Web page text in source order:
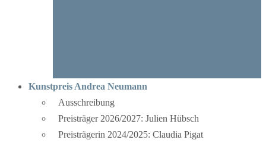
Kunstpreis Andrea Neumann
Ausschreibung
Preisträger 2026/2027: Julien Hübsch
Preisträgerin 2024/2025: Claudia Pigat